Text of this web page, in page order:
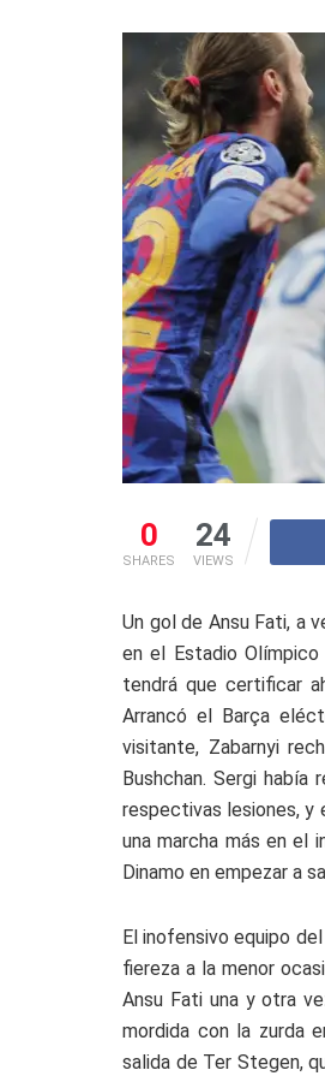
0
SHARES
24
VIEWS
Un gol de Ansu Fati, a
en el Estadio
tendrá que certificar
Arrancó el Barça
visitante, Zabarnyi
Bushchan. Sergi
respectivas lesiones, y
una marcha más en el
Dinamo en empezar a
El inofensivo equipo
fiereza a la menor
Ansu Fati una y otra
mordida con la zurda
salida de Ter Stegen,